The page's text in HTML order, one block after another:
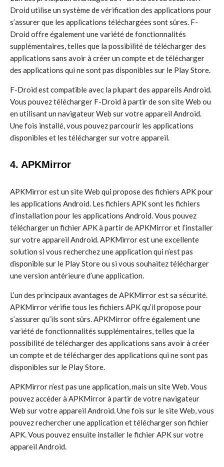
Droid utilise un système de vérification des applications pour
s’assurer que les applications téléchargées sont sûres. F-
Droid offre également une variété de fonctionnalités
supplémentaires, telles que la possibilité de télécharger des
applications sans avoir à créer un compte et de télécharger
des applications qui ne sont pas disponibles sur le Play Store.
F-Droid est compatible avec la plupart des appareils Android.
Vous pouvez télécharger F-Droid à partir de son site Web ou
en utilisant un navigateur Web sur votre appareil Android.
Une fois installé, vous pouvez parcourir les applications
disponibles et les télécharger sur votre appareil.
4. APKMirror
APKMirror est un site Web qui propose des fichiers APK pour
les applications Android. Les fichiers APK sont les fichiers
d’installation pour les applications Android. Vous pouvez
télécharger un fichier APK à partir de APKMirror et l’installer
sur votre appareil Android. APKMirror est une excellente
solution si vous recherchez une application qui n’est pas
disponible sur le Play Store ou si vous souhaitez télécharger
une version antérieure d’une application.
L’un des principaux avantages de APKMirror est sa sécurité.
APKMirror vérifie tous les fichiers APK qu’il propose pour
s’assurer qu’ils sont sûrs. APKMirror offre également une
variété de fonctionnalités supplémentaires, telles que la
possibilité de télécharger des applications sans avoir à créer
un compte et de télécharger des applications qui ne sont pas
disponibles sur le Play Store.
APKMirror n’est pas une application, mais un site Web. Vous
pouvez accéder à APKMirror à partir de votre navigateur
Web sur votre appareil Android. Une fois sur le site Web, vous
pouvez rechercher une application et télécharger son fichier
APK. Vous pouvez ensuite installer le fichier APK sur votre
appareil Android.